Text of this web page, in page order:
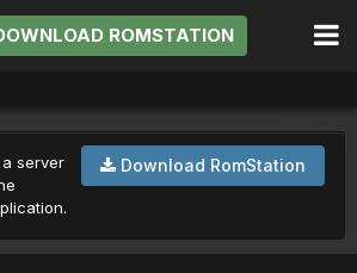
ROMSTATION
Download RomStation
server